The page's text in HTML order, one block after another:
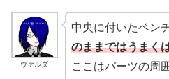
ヴァルダ
中央に付いたベン
のままではうまく
ここはパーツの周